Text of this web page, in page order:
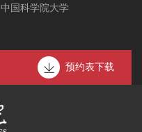
中国科学院大学
预约表下载